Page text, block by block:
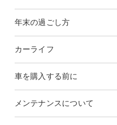
年末の過ごし方
カーライフ
車を購入する前に
メンテナンスについて